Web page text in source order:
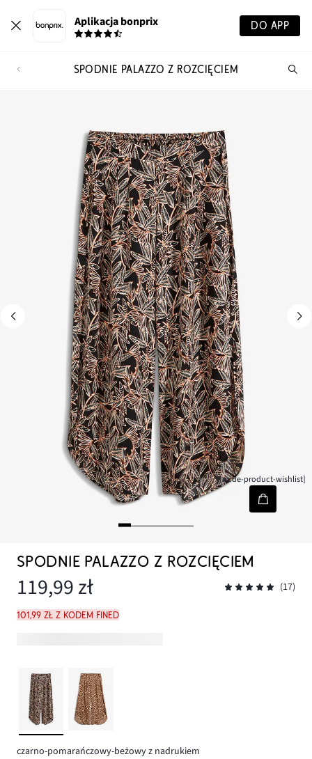
Aplikacja bonprix DO APP
SPODNIE PALAZZO Z ROZCIĘCIEM
[node-product-wishlist]
SPODNIE PALAZZO Z ROZCIĘCIEM
119,99 zł (17)
101,99 zł z kodem FINED
czarno-pomarańczowy-beżowy z nadrukiem